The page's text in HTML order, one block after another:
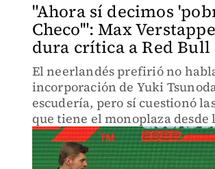
"Ahora sí decimos
Checo'": Max
dura crítica a Red Bull
El neerlandés prefirió no
incorporación de Yuki
escudería, pero sí cuestionó
que tiene el monoplaza desde
temporada pasada